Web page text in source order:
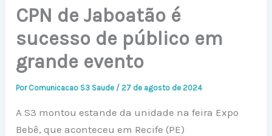
CPN de Jaboatão é
sucesso de público em
grande evento
Por Comunicacao S3 Saude / 27 de agosto de 2024
A S3 montou estande da unidade na feira Expo
Bebê, que aconteceu em Recife (PE)